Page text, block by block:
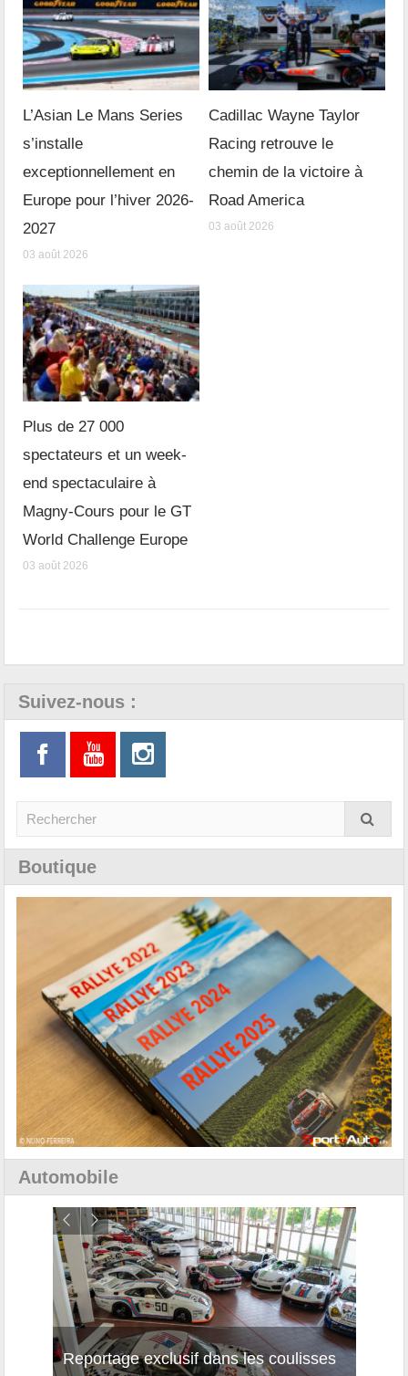
L’Asian Le Mans Series
s’installe
exceptionnellement en
Europe pour l’hiver 2026-
2027
03 août 2026
Cadillac Wayne Taylor
Racing retrouve le
chemin de la victoire à
Road America
03 août 2026
Plus de 27 000
spectateurs et un week-
end spectaculaire à
Magny-Cours pour le GT
World Challenge Europe
03 août 2026
Suivez-nous :
Boutique
Automobile
Reportage exclusif dans les coulisses
Découverte de la nouvelle Ferrari